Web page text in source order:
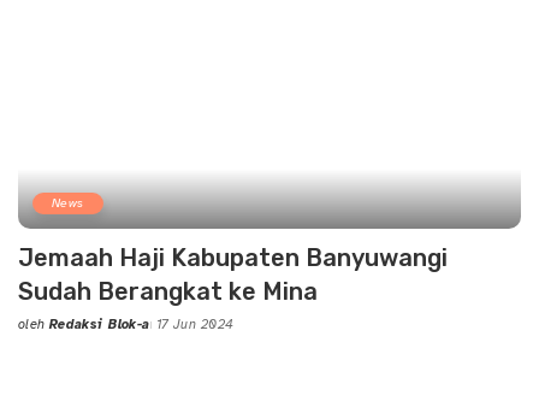
News
Jemaah Haji Kabupaten Banyuwangi
Sudah Berangkat ke Mina
Posted
oleh Redaksi Blok-a 17 Jun 2024